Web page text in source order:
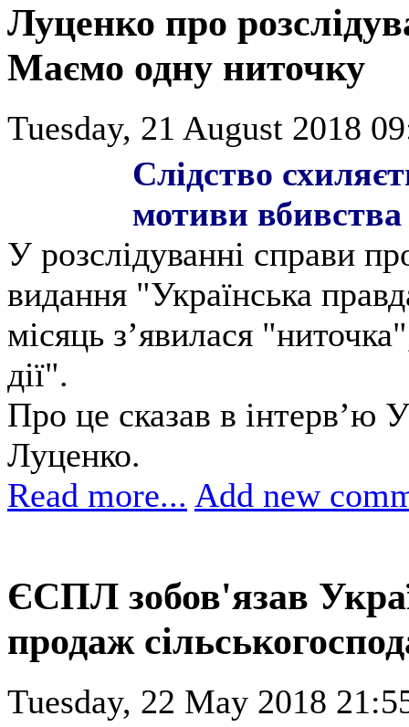
Луценко про
Маємо одну ниточку
Tuesday, 21 August 2018
Слідство
мотиви вбивства
У розслідуванні справи
видання "Українська
місяць з’явилася
дії".
Про це сказав в
Луценко.
Read more... Add new
ЄСПЛ зобов'язав
продаж
Tuesday, 22 May 2018